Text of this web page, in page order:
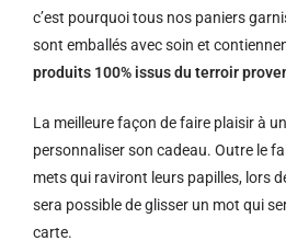
c’est pourquoi tous nos paniers
sont emballés avec soin et
produits 100% issus du terroir
La meilleure façon de faire plaisir à
personnaliser son cadeau. Outre le
mets qui raviront leurs papilles, lors
sera possible de glisser un mot qui
carte.